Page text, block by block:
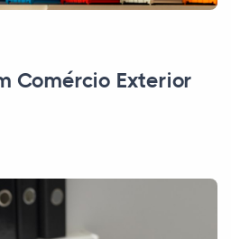
Comércio Exterior